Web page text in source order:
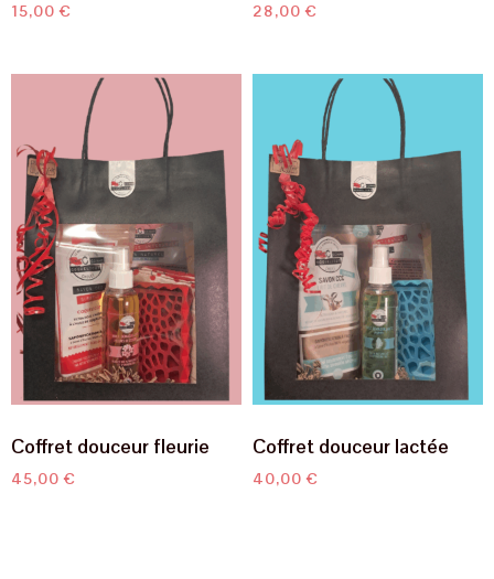
15,00€ 28,00€
Coffret douceur fleurie
45,00€
Coffret douceur lactée
40,00€